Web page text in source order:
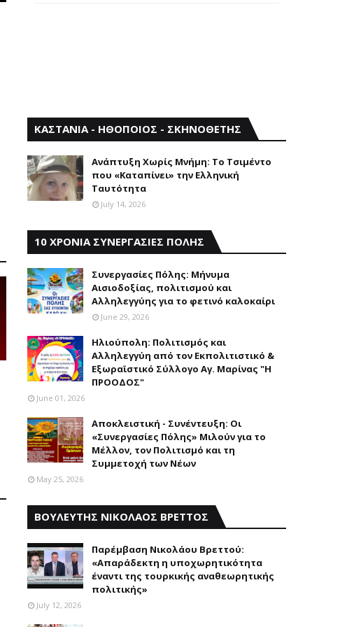
ΚΑΣΤΑΝΙΑ - ΗΘΟΠΟΙΟΣ - ΣΚΗΝΟΘΕΤΗΣ
Aνάπτυξη Xωρίς Mνήμη: Το Τσιμέντο
που «Καταπίνει» την Ελληνική
Ταυτότητα
July 14, 2026
10 ΧΡΟΝΙΑ ΣΥΝΕΡΓΑΣΙΕΣ ΠΟΛΗΣ
Συνεργασίες Πόλης: Mήνυμα
Aισιοδοξίας, πολιτισμού και
Aλληλεγγύης για το φετινό καλοκαίρι
June 29, 2026
Ηλιούπολη: Πολιτισμός και
Aλληλεγγύη από τον Εκπολιτιστικό &
Εξωραϊστικό Σύλλογο Αγ. Μαρίνας "Η
ΠΡΟΟΔΟΣ"
June 01, 2026
Αποκλειστική - Συνέντευξη: Οι
«Συνεργασίες Πόλης» Μιλούν για το
Μέλλον, τον Πολιτισμό και τη
Συμμετοχή των Νέων
May 25, 2026
ΒΟΥΛΕΥΤΗΣ ΝΙΚΟΛΑΟΣ ΒΡΕΤΤΟΣ
Παρέμβαση Nικολάου Bρεττού:
«Aπαράδεκτη η υποχωρητικότητα
έναντι της τουρκικής αναθεωρητικής
πολιτικής»
July 12, 2026